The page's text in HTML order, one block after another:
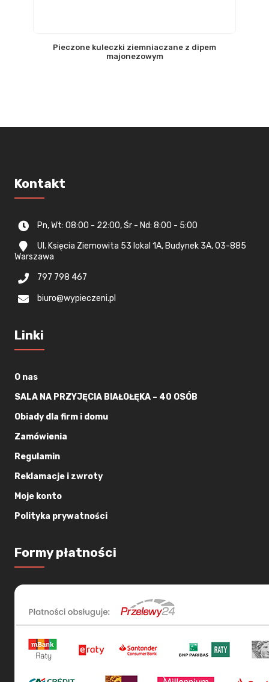
Pieczone kuleczki ziemniaczane z dipem
majonezowym
Kontakt
Pn, Wt: 08:00 - 22:00, Śr - Nd: 8:00 - 5:00
Ul. Księcia Ziemowita 53 lokal 1A, Budynek 3A, 03-885
Warszawa
797 798 467
biuro@wypieczeni.pl
Linki
O nas
SALA NA PRZYJĘCIA BIAŁOŁĘKA – 40 OSÓB
Obiady dla firm i domu
Zamówienia
Regulamin
Reklamacje i zwroty
Moje konto
Polityka prywatności
Formy płatności